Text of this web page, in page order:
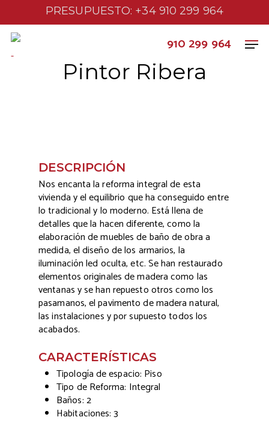
PRESUPUESTO: +34 910 299 964
910 299 964
-
Pintor Ribera
DESCRIPCIÓN
Nos encanta la reforma integral de esta
vivienda y el equilibrio que ha conseguido entre
lo tradicional y lo moderno. Está llena de
detalles que la hacen diferente, como la
elaboración de muebles de baño de obra a
medida, el diseño de los armarios, la
iluminación led oculta, etc. Se han restaurado
elementos originales de madera como las
ventanas y se han repuesto otros como los
pasamanos, el pavimento de madera natural,
las instalaciones y por supuesto todos los
acabados.
CARACTERÍSTICAS
Tipología de espacio: Piso
Tipo de Reforma: Integral
Baños: 2
Habitaciones: 3